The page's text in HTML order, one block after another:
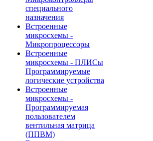
специального
назначения
Встроенные
микросхемы -
Микропроцессоры
Встроенные
микросхемы - ПЛИСы
Программируемые
логические устройства
Встроенные
микросхемы -
Программируемая
пользователем
вентильная матрица
(ППВМ)